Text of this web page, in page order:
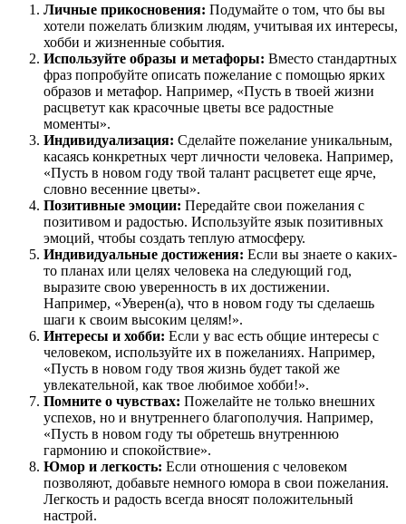
Личные прикосновения: Подумайте о том, что бы вы
хотели пожелать близким людям, учитывая их интересы,
хобби и жизненные события.
Используйте образы и метафоры: Вместо стандартных
фраз попробуйте описать пожелание с помощью ярких
образов и метафор. Например, «Пусть в твоей жизни
расцветут как красочные цветы все радостные
моменты».
Индивидуализация: Сделайте пожелание уникальным,
касаясь конкретных черт личности человека. Например,
«Пусть в новом году твой талант расцветет еще ярче,
словно весенние цветы».
Позитивные эмоции: Передайте свои пожелания с
позитивом и радостью. Используйте язык позитивных
эмоций, чтобы создать теплую атмосферу.
Индивидуальные достижения: Если вы знаете о каких-
то планах или целях человека на следующий год,
выразите свою уверенность в их достижении.
Например, «Уверен(а), что в новом году ты сделаешь
шаги к своим высоким целям!».
Интересы и хобби: Если у вас есть общие интересы с
человеком, используйте их в пожеланиях. Например,
«Пусть в новом году твоя жизнь будет такой же
увлекательной, как твое любимое хобби!».
Помните о чувствах: Пожелайте не только внешних
успехов, но и внутреннего благополучия. Например,
«Пусть в новом году ты обретешь внутреннюю
гармонию и спокойствие».
Юмор и легкость: Если отношения с человеком
позволяют, добавьте немного юмора в свои пожелания.
Легкость и радость всегда вносят положительный
настрой.